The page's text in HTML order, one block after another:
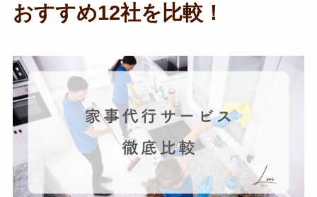
おすすめ12社を比較！